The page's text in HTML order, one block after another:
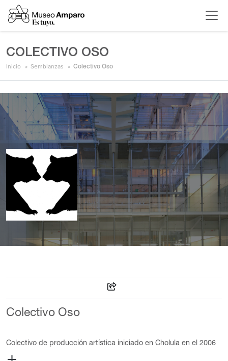
COLECTIVO OSO
Inicio Semblanzas Colectivo Oso
Colectivo Oso
Colectivo de producción artística iniciado en Cholula en el 2006
formado por Elizabeth Flores y Luis Calvo. Su trabajo se basa